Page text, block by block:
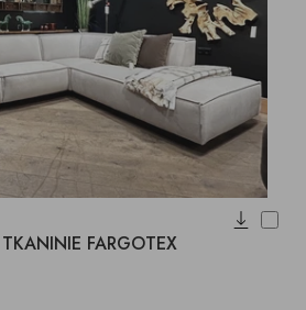
FARGOTEX